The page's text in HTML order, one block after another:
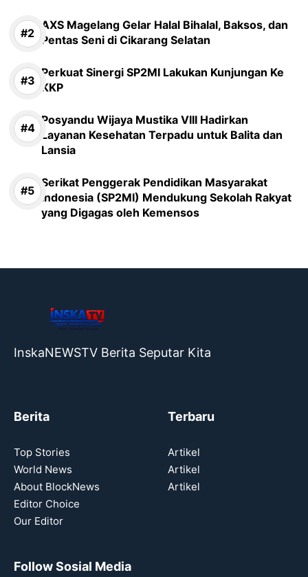
AXS Magelang Gelar Halal Bihalal, Baksos, dan
Pentas Seni di Cikarang Selatan
Perkuat Sinergi SP2MI Lakukan Kunjungan Ke
KKP
Posyandu Wijaya Mustika VIII Hadirkan
Layanan Kesehatan Terpadu untuk Balita dan
Lansia
Serikat Penggerak Pendidikan Masyarakat
Indonesia (SP2MI) Mendukung Sekolah Rakyat
yang Digagas oleh Kemensos
InskaNEWSTV Berita Seputar Kita
Berita
Top Stories
World News
About BlockNews
Editor Choice
Our Editor
Terbaru
Artikel
Artikel
Artikel
Follow Sosial Media